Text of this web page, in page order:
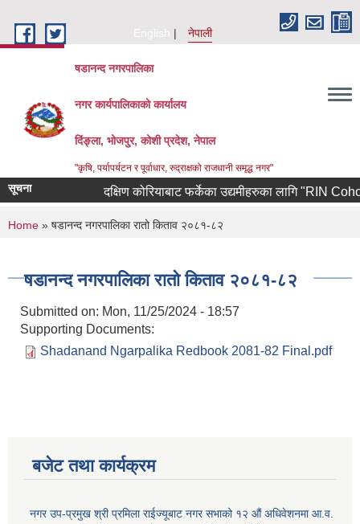
English
नेपाली
षडानन्द नगरपालिका
नगर कार्यपालिकाको कार्यालय
दिंङ्ला, भोजपुर, कोशी प्रदेश, नेपाल
"कृषि, पर्यापर्यटन र पूर्वाधार, रुद्राक्षको राजधानी समृद्ध नगर"
सूचना दक्षिण कोरियाबाट फर्केका उद्यमीहरुका लागि "RIN
You are here
Home » षडानन्द नगरपालिका रातो किताव २०८१-८२
षडानन्द नगरपालिका रातो किताव २०८१-८२
Submitted on: Mon, 11/25/2024 - 18:57
Supporting Documents:
Shadanand Ngarpalika Redbook 2081-82 Final.pdf
बजेट तथा कार्यक्रम
नगर उप-प्रमुख श्री प्रमिला राईज्यूबाट नगर सभाको १२ ‍औं अधिवेशनमा आ.व.